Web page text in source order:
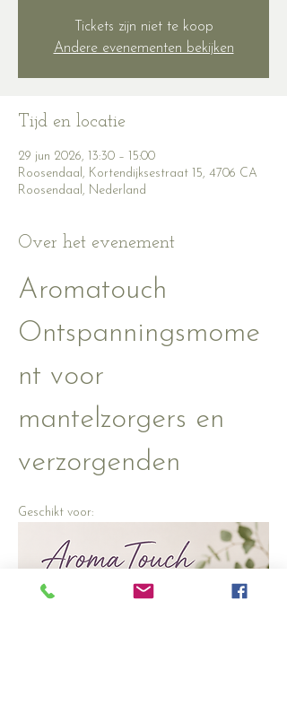
Tickets zijn niet te koop
Andere evenementen bekijken
Tijd en locatie
29 jun 2026, 13:30 – 15:00
Roosendaal, Kortendijksestraat 15, 4706 CA
Roosendaal, Nederland
Over het evenement
Aromatouch
Ontspanningsmome
nt voor
mantelzorgers en
verzorgenden
Geschikt voor: